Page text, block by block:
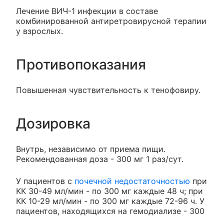
Лечение ВИЧ-1 инфекции в составе
комбинированной антиретровирусной терапии
у взрослых.
Противопоказания
Повышенная чувствительность к тенофовиру.
Дозировка
Внутрь, независимо от приема пищи.
Рекомендованная доза - 300 мг 1 раз/сут.
У пациентов с почечной недостаточностью при
КК 30-49 мл/мин - по 300 мг каждые 48 ч; при
КК 10-29 мл/мин - по 300 мг каждые 72-96 ч. У
пациентов, находящихся на гемодиализе - 300